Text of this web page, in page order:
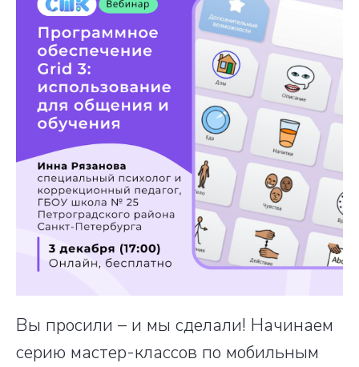
Вы просили – и мы сделали! Начинаем
серию мастер-классов по мобильным